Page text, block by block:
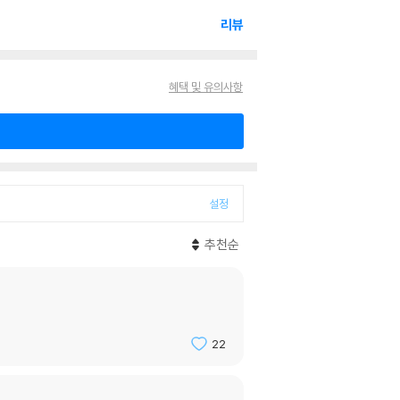
리뷰
혜택 및 유의사항
설정
추천순
22